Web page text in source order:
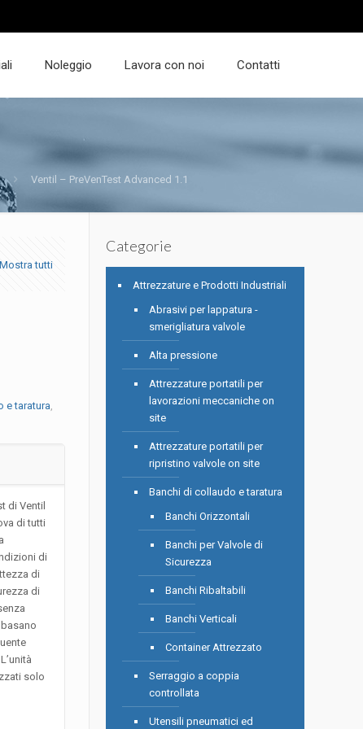
Noleggio Lavora con noi Contatti
Ventil – PreVenTest Advanced 1.1
Mostra tutti
e taratura,
di Ventil
di tutti
di
di
di
solo
Categorie
Attrezzature e Prodotti Industriali
Abrasivi per lappatura -
smerigliatura valvole
Alta pressione
Attrezzature portatili per
lavorazioni meccaniche on
site
Attrezzature portatili per
ripristino valvole on site
Banchi di collaudo e taratura
Banchi Orizzontali
Banchi per Valvole di
Sicurezza
Banchi Ribaltabili
Banchi Verticali
Container Attrezzato
Serraggio a coppia
controllata
Utensili pneumatici ed